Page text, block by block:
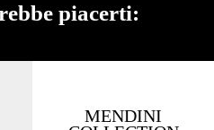
Esplora la
piacerti:
MENDINI